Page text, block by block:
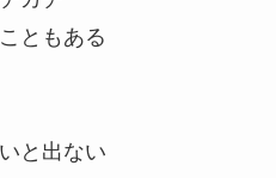
もある
と出ない